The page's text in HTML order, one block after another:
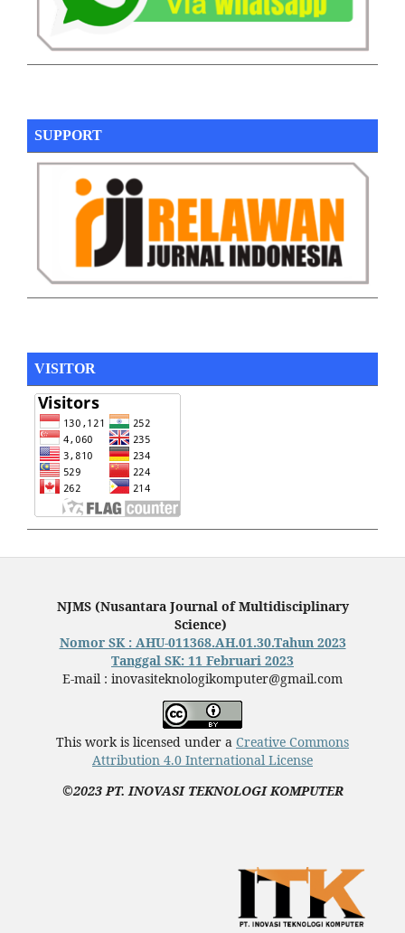
SUPPORT
VISITOR
NJMS (Nusantara Journal of Multidisciplinary
Science)
Nomor SK : AHU-011368.AH.01.30.Tahun 2023
Tanggal SK: 11 Februari 2023
E-mail : inovasiteknologikomputer@gmail.com
This work is licensed under a Creative Commons
Attribution 4.0 International License
©2023 PT. INOVASI TEKNOLOGI KOMPUTER